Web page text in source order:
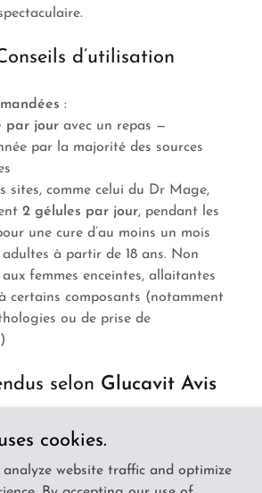
d’utilisation
:
par jouravec un repas —
par la majorité des sources
sites, comme celui du Dr Mage,
2 gélules par jour, pendant les
une cure d’au moins un mois
adultes à partir de 18 ans. Non
femmes enceintes, allaitantes
certains composants (notamment
ou de prise de
selon Glucavit Avis
et le banaba participent à la
cookies.
analyze website traffic and optimize